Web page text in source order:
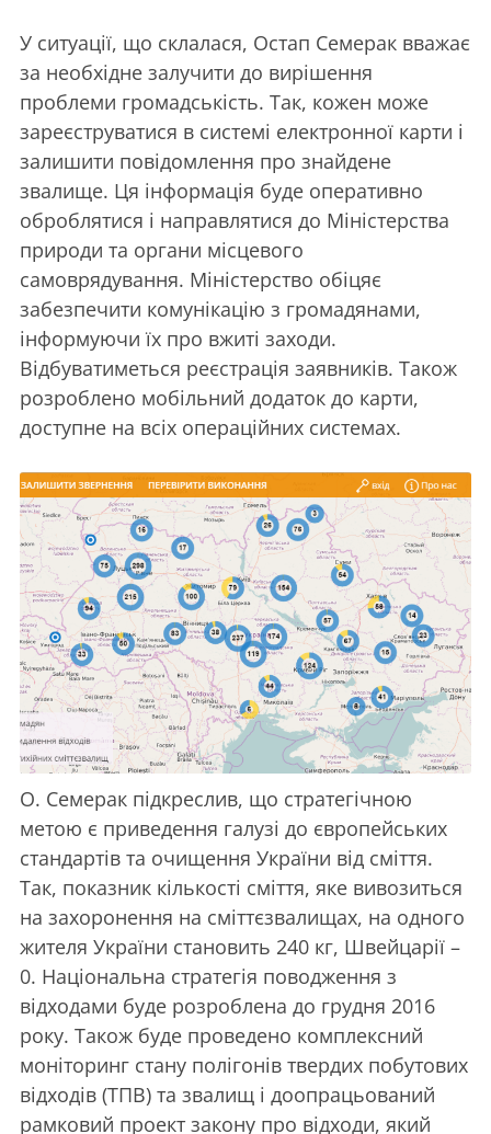
У ситуації, що склалася, Остап Семерак вважає
за необхідне залучити до вирішення
проблеми громадськість. Так, кожен може
зареєструватися в системі електронної карти і
залишити повідомлення про знайдене
звалище. Ця інформація буде оперативно
оброблятися і направлятися до Міністерства
природи та органи місцевого
самоврядування. Міністерство обіцяє
забезпечити комунікацію з громадянами,
інформуючи їх про вжиті заходи.
Відбуватиметься реєстрація заявників. Також
розроблено мобільний додаток до карти,
доступне на всіх операційних системах.
О. Семерак підкреслив, що стратегічною
метою є приведення галузі до європейських
стандартів та очищення України від сміття.
Так, показник кількості сміття, яке вивозиться
на захоронення на сміттєзвалищах, на одного
жителя України становить 240 кг, Швейцарії –
0. Національна стратегія поводження з
відходами буде розроблена до грудня 2016
року. Також буде проведено комплексний
моніторинг стану полігонів твердих побутових
відходів (ТПВ) та звалищ і доопрацьований
рамковий проект закону про відходи, який